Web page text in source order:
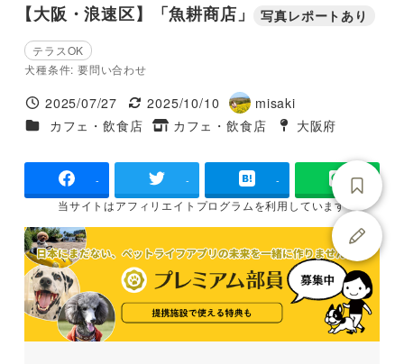
【大阪・浪速区】「魚耕商店」 写真レポートあり
テラスOK
犬種条件: 要問い合わせ
投稿日
2025/07/27
更新日
2025/10/10
著
者
misaki
施設ジャンル
カフェ・飲食店
タグ
カフェ・飲食店
タグ
大阪府
- - -
当サイトはアフィリエイトプログラムを利用しています